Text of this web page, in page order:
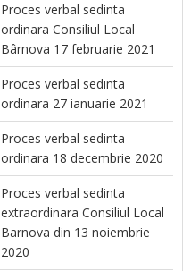
Proces verbal sedinta
ordinara Consiliul Local
Bârnova 17 februarie 2021
Proces verbal sedinta
ordinara 27 ianuarie 2021
Proces verbal sedinta
ordinara 18 decembrie 2020
Proces verbal sedinta
extraordinara Consiliul Local
Barnova din 13 noiembrie
2020